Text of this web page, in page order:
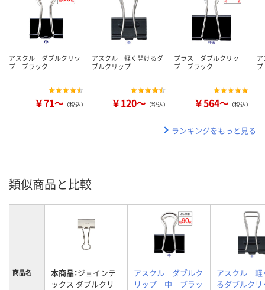
アスクル ダブルクリッ
プ ブラック
￥71～ （税込）
アスクル 軽く開けるダ
ブルクリップ
￥120～ （税込）
プラス ダブルクリッ
プ ブラック
￥564～ （税込）
ランキングをもっと見る
類似商品と比較
商品名 本商品：ジョインテ
ックス ダブルクリ
アスクル ダブルク
リップ 中 ブラッ
アスクル 軽
るダブルク